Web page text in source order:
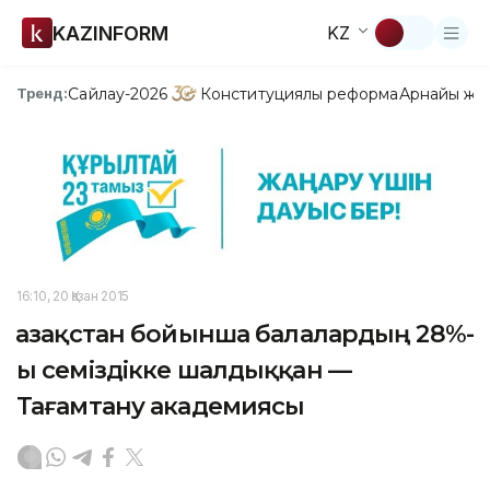
KAZINFORM KZ
Тренд:Сайлау-2026 Конституциялық реформаАрнайы
16:10, 20 Қазан 2015
Қазақстан бойынша балалардың 28%-
ы семіздікке шалдыққан —
Тағамтану академиясы